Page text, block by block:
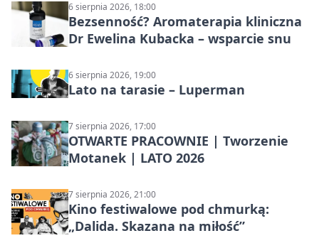
6 sierpnia 2026, 18:00
Bezsenność? Aromaterapia kliniczna
Dr Ewelina Kubacka – wsparcie snu
6 sierpnia 2026, 19:00
Lato na tarasie – Luperman
7 sierpnia 2026, 17:00
OTWARTE PRACOWNIE | Tworzenie
Motanek | LATO 2026
7 sierpnia 2026, 21:00
Kino festiwalowe pod chmurką:
„Dalida. Skazana na miłość”